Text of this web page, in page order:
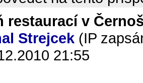
restaurací v
Strejcek (IP
21:55